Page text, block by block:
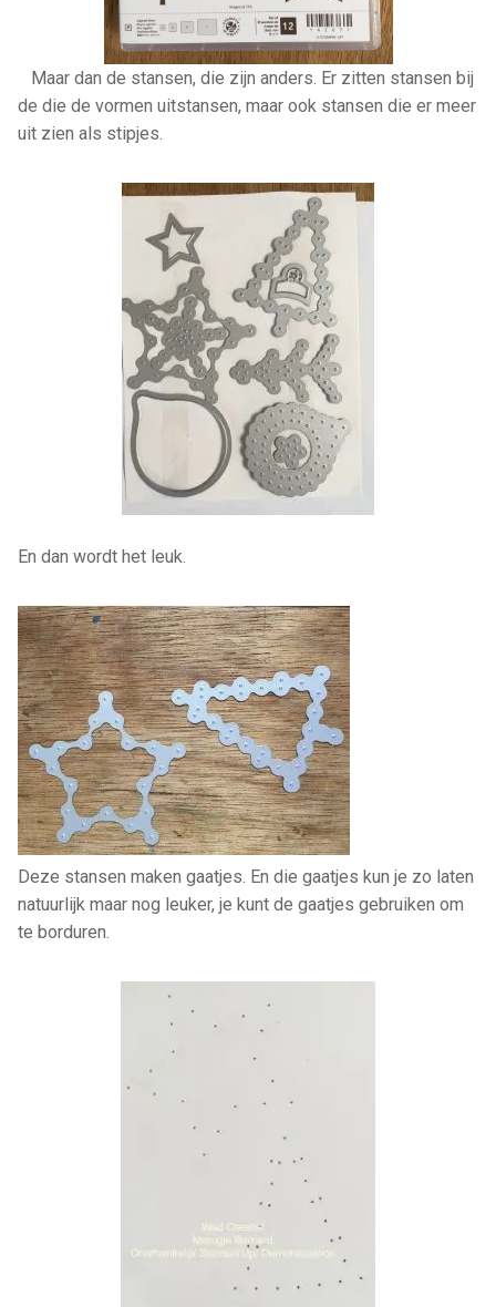
Maar dan de stansen, die zijn anders. Er zitten stansen bij
de die de vormen uitstansen, maar ook stansen die er meer
uit zien als stipjes.
En dan wordt het leuk.
Deze stansen maken gaatjes. En die gaatjes kun je zo laten
natuurlijk maar nog leuker, je kunt de gaatjes gebruiken om
te borduren.